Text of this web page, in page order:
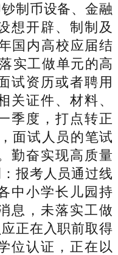
制币设备、金融
想开辟、制制及
国内高校应届结
实工做单元的高
试资历或者聘用
关证件、材料、
季度，打点转正
面试人员的笔试
勤奋实现高质量
报考人员通过线
中小学长儿园持
息，未落实工做
正在入职前取得
位认证，正在以